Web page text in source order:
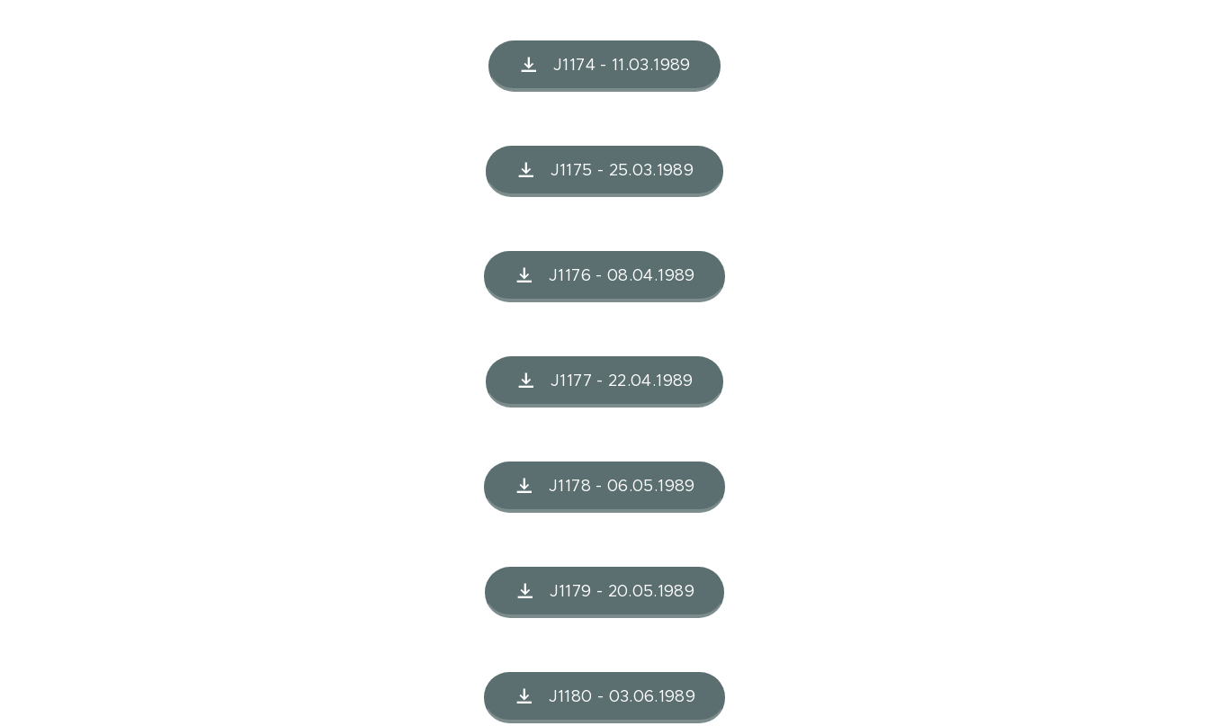
J1174 - 11.03.1989
J1175 - 25.03.1989
J1176 - 08.04.1989
J1177 - 22.04.1989
J1178 - 06.05.1989
J1179 - 20.05.1989
J1180 - 03.06.1989